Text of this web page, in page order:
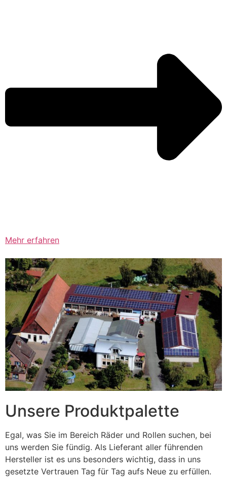
Mehr erfahren
Unsere Produktpalette
Egal, was Sie im Bereich Räder und Rollen suchen, bei
uns werden Sie fündig. Als Lieferant aller führenden
Hersteller ist es uns besonders wichtig, dass in uns
gesetzte Vertrauen Tag für Tag aufs Neue zu erfüllen.